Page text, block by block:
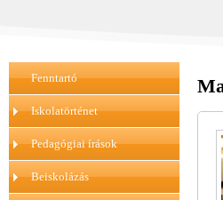
Fenntartó
Iskolatörténet
Pedagógiai írások
Beiskolázás